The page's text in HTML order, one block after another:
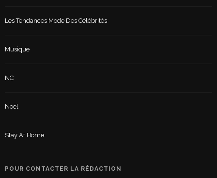
Les Tendances Mode Des Célébrités
Musique
NC
Noël
Stay At Home
POUR CONTACTER LA RÉDACTION